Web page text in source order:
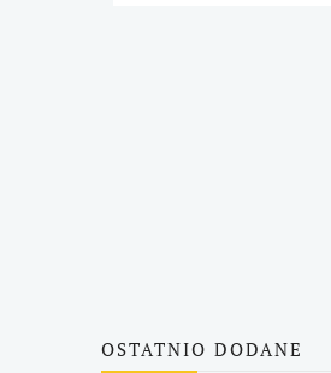
OSTATNIO DODANE